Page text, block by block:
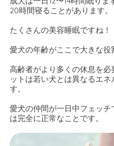
20時間寝ることがあります。
たくさんの美容睡眠ですね！
愛犬の年齢がここで大きな役
高齢者がより多くの休息を
ットは若い犬とは異なるエ
す。
愛犬の仲間が一日中フェッ
は完全に正常なことです。